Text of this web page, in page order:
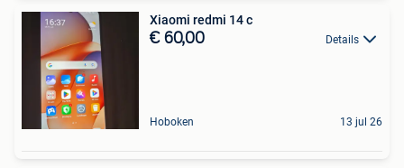
Xiaomi redmi 14 c
€ 60,00 Details
Hoboken 13 jul 26